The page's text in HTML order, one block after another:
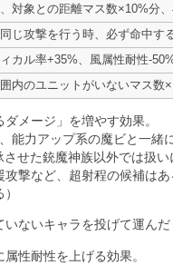
対象との距離マス数×10%分
じ攻撃を行う時、必ず命中す
カル率+35%、風属性耐性-
内のユニットがいないマス数
メージ」を増やす効果。
能力アップ系の魔ビと一
せた銃魔神族以外では扱い
攻撃など、超射程の候補は
ないキャラを投げて運ん
性耐性を上げる効果。